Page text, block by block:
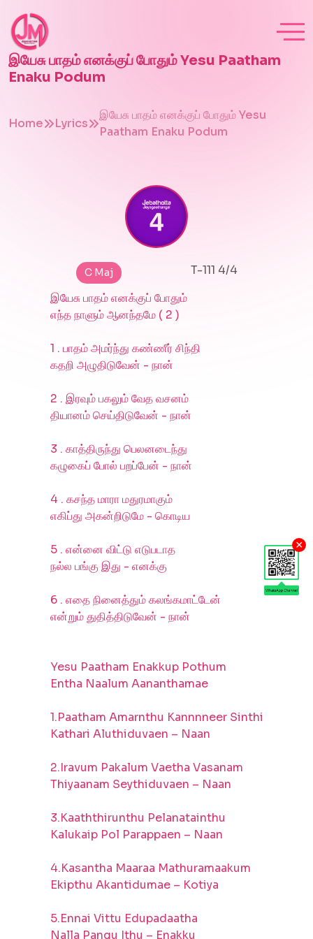
×
இயேசு பாதம் எனக்குப் போதும் Yesu Paatham
Enaku Podum
Home Lyrics
இயேசு பாதம் எனக்குப் போதும் Yesu
Paatham Enaku Podum
C Maj
T-111 4/4
இயேசு பாதம் எனக்குப் போதும்
எந்த நாளும் ஆனந்தமே ( 2 )
1 . பாதம் அமர்ந்து கண்ணீர் சிந்தி
கதறி அழுதிடுவேன் - நான்
2 . இரவும் பகலும் வேத வசனம்
தியானம் செய்திடுவேன் - நான்
3 . காத்திருந்து பெலனடைந்து
கழுகைப் போல் பறப்பேன் - நான்
4 . கசந்த மாரா மதுரமாகும்
எகிப்து அகன்றிடுமே - கொடிய
5 . என்னை விட்டு எடுபடாத
நல்ல பங்கு இது - எனக்கு
6 . எதை நினைத்தும் கலங்கமாட்டேன்
என்றும் துதித்திடுவேன் - நான்
Yesu Paatham Enakkup Pothum
Entha Naalum Aananthamae
1.Paatham Amarnthu Kannnneer Sinthi
Kathari Aluthiduvaen – Naan
2.Iravum Pakalum Vaetha Vasanam
Thiyaanam Seythiduvaen – Naan
3.Kaaththirunthu Pelanatainthu
Kalukaip Pol Parappaen – Naan
4.Kasantha Maaraa Mathuramaakum
Ekipthu Akantidumae – Kotiya
5.Ennai Vittu Edupadaatha
Nalla Pangu Ithu – Enakku